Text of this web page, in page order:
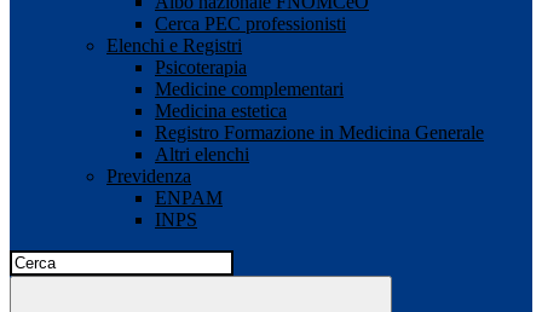
Cerca PEC professionisti
Elenchi e Registri
Psicoterapia
Medicine complementari
Medicina estetica
Registro Formazione in Medicina Generale
Altri elenchi
Previdenza
ENPAM
INPS